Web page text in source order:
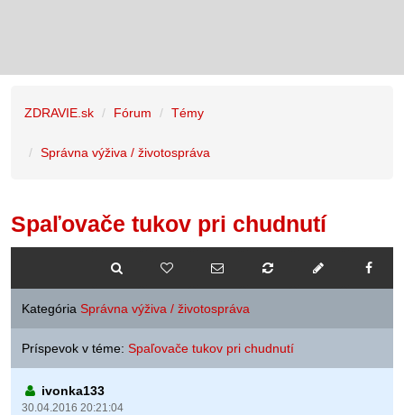
ZDRAVIE.sk Fórum Témy
Správna výživa / životospráva
Spaľovače tukov pri chudnutí
Kategória Správna výživa / životospráva
Príspevok v téme: Spaľovače tukov pri chudnutí
ivonka133
30.04.2016 20:21:04